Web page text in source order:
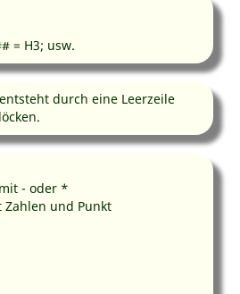
= H3; usw.
durch eine Leerzeile
- oder *
Zahlen und Punkt